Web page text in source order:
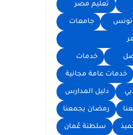
تعليم مصر
تونس جامعات
خدمات
خدمات عامة مجانية
دليل المدارس
رمضان يجمعنا
سلطنة عُمان